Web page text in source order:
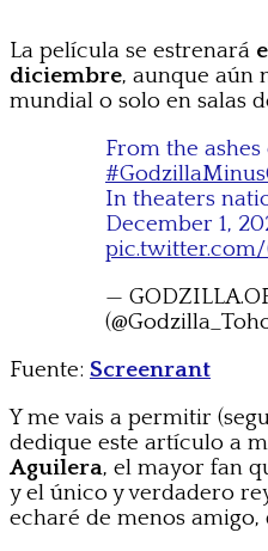
La película se estrenará
diciembre, aunque aún
mundial o solo en salas
From the ashes
In theaters
December 1,
pic.twitter.com/
—
Fuente: Screenrant
Y me vais a permitir
dedique este artículo a
Aguilera, el mayor fan
y el único y verdadero
echaré de menos amigo,